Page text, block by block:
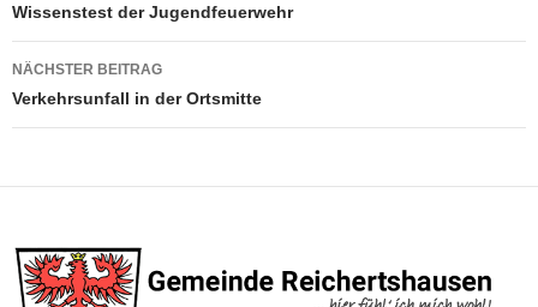
Wissenstest der Jugendfeuerwehr
NÄCHSTER BEITRAG
Verkehrsunfall in der Ortsmitte